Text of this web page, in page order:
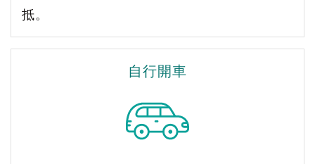
抵。
自行開車